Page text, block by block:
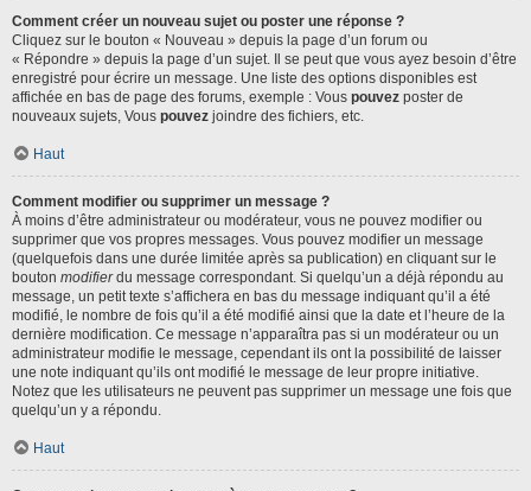
Comment créer un nouveau sujet ou poster une réponse ?
Cliquez sur le bouton « Nouveau » depuis la page d’un forum ou
« Répondre » depuis la page d’un sujet. Il se peut que vous ayez besoin d’être
enregistré pour écrire un message. Une liste des options disponibles est
affichée en bas de page des forums, exemple : Vous pouvez poster de
nouveaux sujets, Vous pouvez joindre des fichiers, etc.
Haut
Comment modifier ou supprimer un message ?
À moins d’être administrateur ou modérateur, vous ne pouvez modifier ou
supprimer que vos propres messages. Vous pouvez modifier un message
(quelquefois dans une durée limitée après sa publication) en cliquant sur le
bouton modifierdu message correspondant. Si quelqu’un a déjà répondu au
message, un petit texte s’affichera en bas du message indiquant qu’il a été
modifié, le nombre de fois qu’il a été modifié ainsi que la date et l’heure de la
dernière modification. Ce message n’apparaîtra pas si un modérateur ou un
administrateur modifie le message, cependant ils ont la possibilité de laisser
une note indiquant qu’ils ont modifié le message de leur propre initiative.
Notez que les utilisateurs ne peuvent pas supprimer un message une fois que
quelqu’un y a répondu.
Haut